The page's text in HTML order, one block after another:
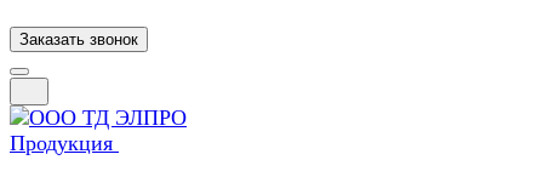
Заказать звонок
Продукция